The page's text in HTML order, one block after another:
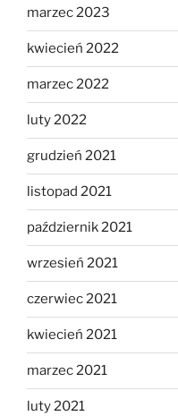
marzec 2023
kwiecień 2022
marzec 2022
luty 2022
grudzień 2021
listopad 2021
październik 2021
wrzesień 2021
czerwiec 2021
kwiecień 2021
marzec 2021
luty 2021